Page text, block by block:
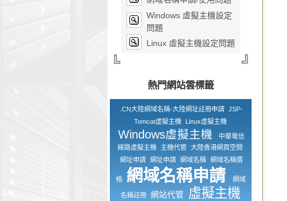
Windows 虛擬主機設定
問題
Linux 虛擬主機設定問題
熱門網站雲標籤
.CN大陸網域名稱-大陸網址註冊申請 JSP-
Tomcat虛擬主機
Linux虛擬主機
Windows虛擬主機
中華電信
線路虛擬主機
主機代管 大陸香港網頁空間
網址申請 網址申請 網域名稱 網域名稱價
格 網域名稱申請 網域
名稱註冊 網站代管 虛擬主機